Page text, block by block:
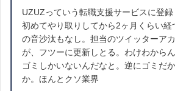
UZUZっていう転職支援サービスに登
初めてやり取りしてから2ヶ月くらい
の音沙汰もなし。担当のツイッターア
が、フツーに更新しとる。わけわから
ゴミしかいないんだなと。逆にゴミだ
か。ほんとクソ業界